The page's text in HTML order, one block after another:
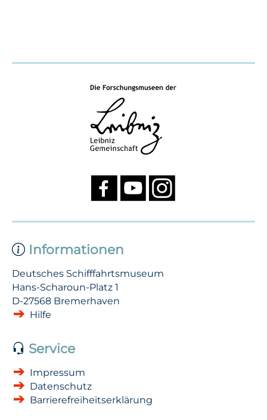
Informationen
Deutsches Schifffahrtsmuseum
Hans-Scharoun-Platz 1
D-27568 Bremerhaven
Hilfe
Service
Impressum
Datenschutz
Barrierefreiheits­erklärung